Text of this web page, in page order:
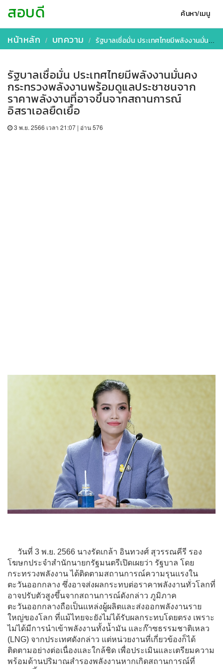
ค้นหา/เมนู
สอบดี
หน้าหลัก บทความ รัฐบาลเชื่อมั่น ประเทศไทยมีพลังงานมั่นคง กระทรวงพลังงานพร้อมดูแลประชาชนจากราคาพลังงานที่อาจขึ้นจากสถานการณ์อิสราเอลยืดเยื้อ
รัฐบาลเชื่อมั่น ประเทศไทยมีพลังงานมั่นคง
กระทรวงพลังงานพร้อมดูแลประชาชนจาก
ราคาพลังงานที่อาจขึ้นจากสถานการณ์
อิสราเอลยืดเยื้อ
3 พ.ย. 2566 เวลา 21:07 | อ่าน 576
วันที่ 3 พ.ย. 2566 นางรัดเกล้า อินทวงศ์ สุวรรณคีรี รอง
โฆษกประจำสำนักนายกรัฐมนตรีเปิดเผยว่า รัฐบาล โดย
กระทรวงพลังงาน ได้ติดตามสถานการณ์ความรุนแรงใน
ตะวันออกกลาง ซึ่งอาจส่งผลกระทบต่อราคาพลังงานทั่วโลกที่
อาจปรับตัวสูงขึ้นจากสถานการณ์ดังกล่าว ภูมิภาค
ตะวันออกกลางถือเป็นแหล่งผู้ผลิตและส่งออกพลังงานราย
ใหญ่ของโลก ที่แม้ไทยจะยังไม่ได้รับผลกระทบโดยตรง เพราะ
ไม่ได้มีการนำเข้าพลังงานทั้งน้ำมัน และก๊าซธรรมชาติเหลว
(LNG) จากประเทศดังกล่าว แต่หน่วยงานที่เกี่ยวข้องก็ได้
ติดตามอย่างต่อเนื่องและใกล้ชิด เพื่อประเมินและเตรียมความ
พร้อมด้านปริมาณสำรองพลังงานหากเกิดสถานการณ์ที่